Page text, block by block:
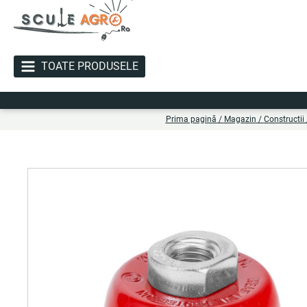
TOATE PRODUSELE
Prima pagină / Magazin / Constructii